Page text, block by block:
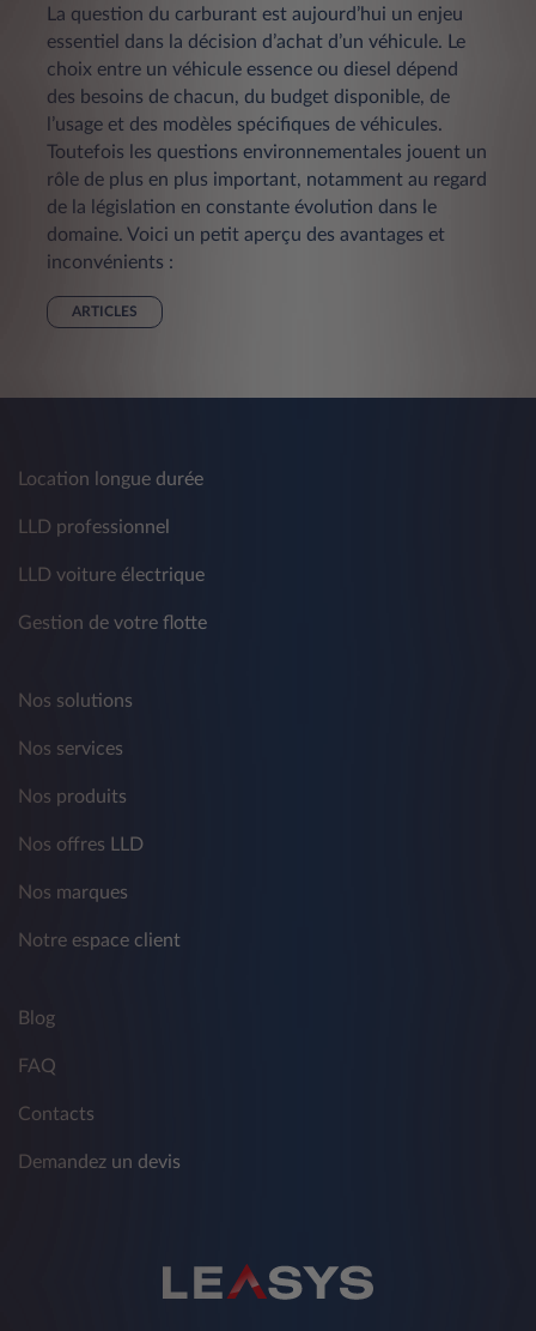
La question du carburant est aujourd’hui un enjeu
essentiel dans la décision d’achat d’un véhicule. Le
choix entre un véhicule essence ou diesel dépend
des besoins de chacun, du budget disponible, de
l’usage et des modèles spécifiques de véhicules.
Toutefois les questions environnementales jouent un
rôle de plus en plus important, notamment au regard
de la législation en constante évolution dans le
domaine. Voici un petit aperçu des avantages et
inconvénients :
ARTICLES
Location longue durée
LLD professionnel
LLD voiture électrique
Gestion de votre flotte
Nos solutions
Nos services
Nos produits
Nos offres LLD
Nos marques
Notre espace client
Blog
FAQ
Contacts
Demandez un devis